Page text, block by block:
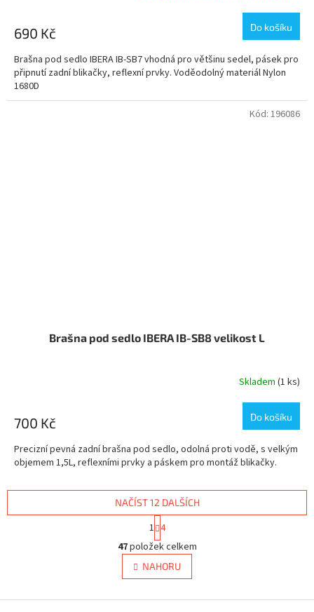
690 Kč Do košíku
Brašna pod sedlo IBERA IB-SB7 vhodná pro většinu sedel, pásek pro
připnutí zadní blikačky, reflexní prvky. Voděodolný materiál Nylon
1680D
Brašna pod sedlo IBERA IB-SB8 velikost L
Skladem (1 ks)
700 Kč Do košíku
Precizní pevná zadní brašna pod sedlo, odolná proti vodě, s velkým
objemem 1,5L, reflexními prvky a páskem pro montáž blikačky.
Kód: 196086
O
v
l
á
NAČÍST 12 DALŠÍCH
S
t
r
á
n
k
v
1 4
47položek celkem
NAHORU